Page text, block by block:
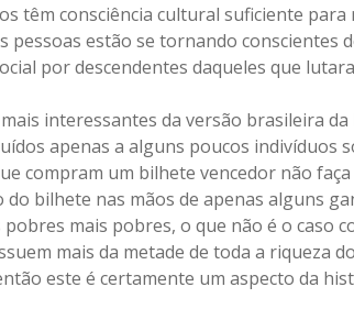
têm consciência cultural suficiente para
pessoas estão se tornando conscientes
por descendentes daqueles que
interessantes da versão brasileira
apenas a alguns poucos
compram um bilhete vencedor não
bilhete nas mãos de apenas alguns
mais pobres, o que não é o caso
mais da metade de toda a riqueza
este é certamente um aspecto da